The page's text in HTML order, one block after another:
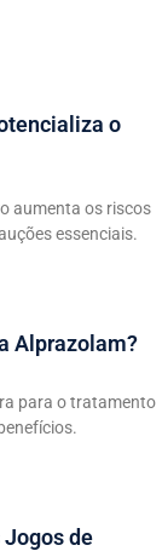
o
aumenta os riscos
essenciais.
Alprazolam?
para o tratamento
de